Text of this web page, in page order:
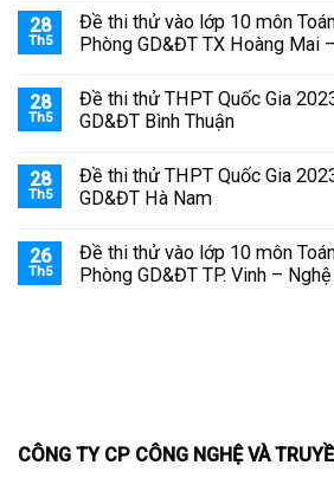
28
Th5
Đề thi thử vào lớp 10 môn
Phòng GD&ĐT TX Hoàng Mai
28
Th5
Đề thi thử THPT Quốc Gia
GD&ĐT Bình Thuận
28
Th5
Đề thi thử THPT Quốc Gia
GD&ĐT Hà Nam
26
Th5
Đề thi thử vào lớp 10 môn
Phòng GD&ĐT TP. Vinh –
CÔNG TY CP CÔNG NGHỆ VÀ